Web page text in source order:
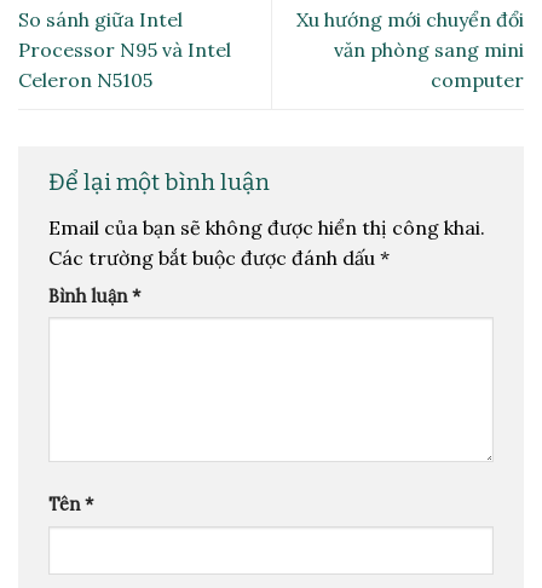
So sánh giữa Intel
Processor N95 và Intel
Celeron N5105
Xu hướng mới chuyển đổi
văn phòng sang mini
computer
Để lại một bình luận
Email của bạn sẽ không được hiển thị công khai.
Các trường bắt buộc được đánh dấu *
Bình luận*
Tên*